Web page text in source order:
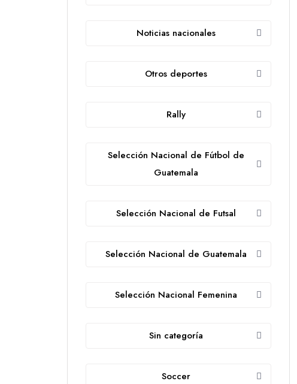
Noticias nacionales
Otros deportes
Rally
Selección Nacional de Fútbol de
Guatemala
Selección Nacional de Futsal
Selección Nacional de Guatemala
Selección Nacional Femenina
Sin categoría
Soccer